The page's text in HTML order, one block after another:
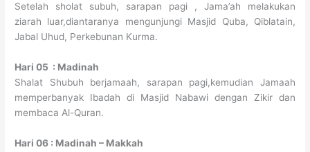
Setelah sholat subuh, sarapan pagi , Jama’ah melakukan
ziarah luar,diantaranya mengunjungi Masjid Quba, Qiblatain,
Jabal Uhud, Perkebunan Kurma.
Hari 05 : Madinah
Shalat Shubuh berjamaah, sarapan pagi,kemudian Jamaah
memperbanyak Ibadah di Masjid Nabawi dengan Zikir dan
membaca Al-Quran.
Hari 06 : Madinah – Makkah